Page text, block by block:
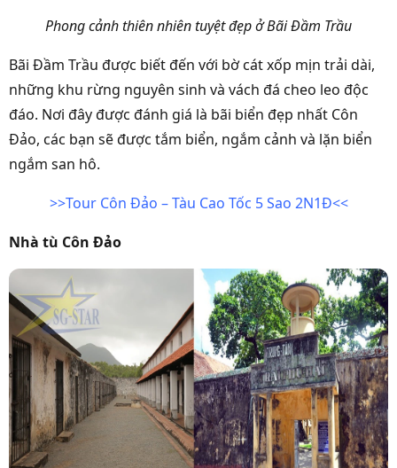
Phong cảnh thiên nhiên tuyệt đẹp ở Bãi Đầm Trầu
Bãi Đầm Trầu được biết đến với bờ cát xốp mịn trải dài,
những khu rừng nguyên sinh và vách đá cheo leo độc
đáo. Nơi đây được đánh giá là bãi biển đẹp nhất Côn
Đảo, các bạn sẽ được tắm biển, ngắm cảnh và lặn biển
ngắm san hô.
>>Tour Côn Đảo – Tàu Cao Tốc 5 Sao 2N1Đ<<
Nhà tù Côn Đảo